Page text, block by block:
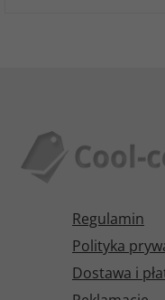
Regulamin
Polityka
Dostawa i